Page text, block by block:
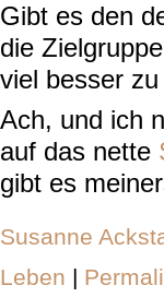
Gibt es den
die
viel besser
Ach, und ich
auf das nette
gibt es
Susanne
Leben |